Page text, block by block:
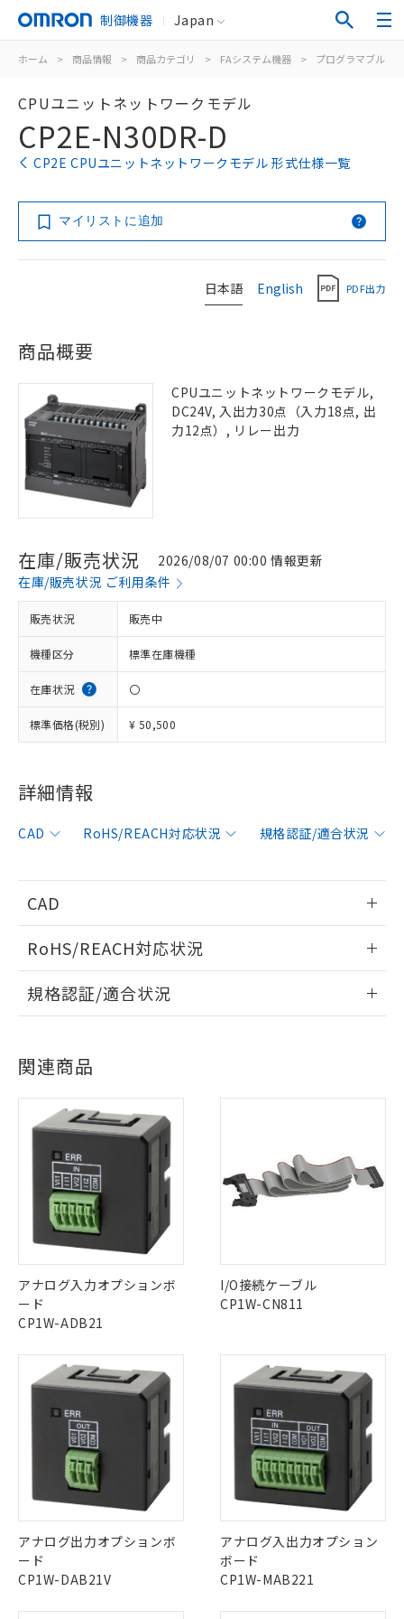
制御機器 Japan
ホーム > 商品情報 > 商品カテゴリ > FAシステム機器 > プログラマブルコ
CPUユニットネットワークモデル
CP2E-N30DR-D
CP2E CPUユニットネットワークモデル 形式仕様一覧
マイリストに追加
日本語 English PDF出力
商品概要
CPUユニットネットワークモデル,
DC24V, 入出力30点（入力18点, 出
力12点）, リレー出力
在庫/販売状況
2026/08/07 00:00 情報更新
在庫/販売状況 ご利用条件
販売状況 販売中
機種区分 標準在庫機種
在庫状況 〇
標準価格(税別) ¥ 50,500
詳細情報
CAD RoHS/REACH対応状況 規格認証/適合状況
CAD
ログイン/会員登録いただくと、CADデータをダウンロー
ドすることができます。
ダウンロードデータをご利用いただく前に、以下を必ずお読
みください。
ソフトウェアの使用条件
RoHS/REACH対応状況
EU RoHS 注意事項・凡例
対応状況 ※1
対応済み
中国 RoHS 注意事項・凡例
中国 RoHS表※1 ※2
X
"対応済み"や非含有の記載がされた商品であっても、流通
在庫等で未対応品が混在する可能性があります。
非含有品が必要な際は、弊社営業部門もしくは販売店へお
問い合わせください。
この製品のRoHS/REACH対応状況ページへ
規格認証/適合状況
Yes
（イギリス
船舶規格）
DNV型式承認
（ノルウェー
船舶規格）
（フランス
船舶規格）
船舶規格
No No
その他の認証はこちらのページからご検索ください
関連商品
アナログ入力オプションボ
ード
CP1W-ADB21
I/O接続ケーブル
CP1W-CN811
アナログ出力オプションボ
ード
CP1W-DAB21V
アナログ入出力オプション
ボード
CP1W-MAB221
ご利用条件
以下の条件をお読みいただき、同意のうえ
ご利用ください。
※1 対応状況
対応済み：EU RoHS指令（10物質）の
非含有に対応した製品が提供可能な商品で
す。
対応予定：EU RoHS指令（10物質）の非含
有に対応した製品に切り替える予定のある
対応予定なし：EU RoHS指令（10物質）の
定はありません。